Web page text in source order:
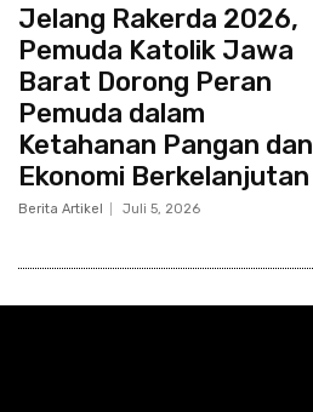
Jelang Rakerda 2026,
Pemuda Katolik Jawa
Barat Dorong Peran
Pemuda dalam
Ketahanan Pangan dan
Ekonomi Berkelanjutan
Berita Artikel Juli 5, 2026